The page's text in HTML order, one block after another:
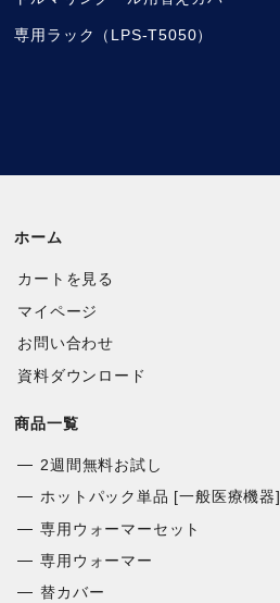
専用ラック（LPS-T5050）
ホーム
カートを見る
マイページ
お問い合わせ
資料ダウンロード
商品一覧
2週間無料お試し
ホットパック単品 [一般医療機器]
専用ウォーマーセット
専用ウォーマー
替カバー